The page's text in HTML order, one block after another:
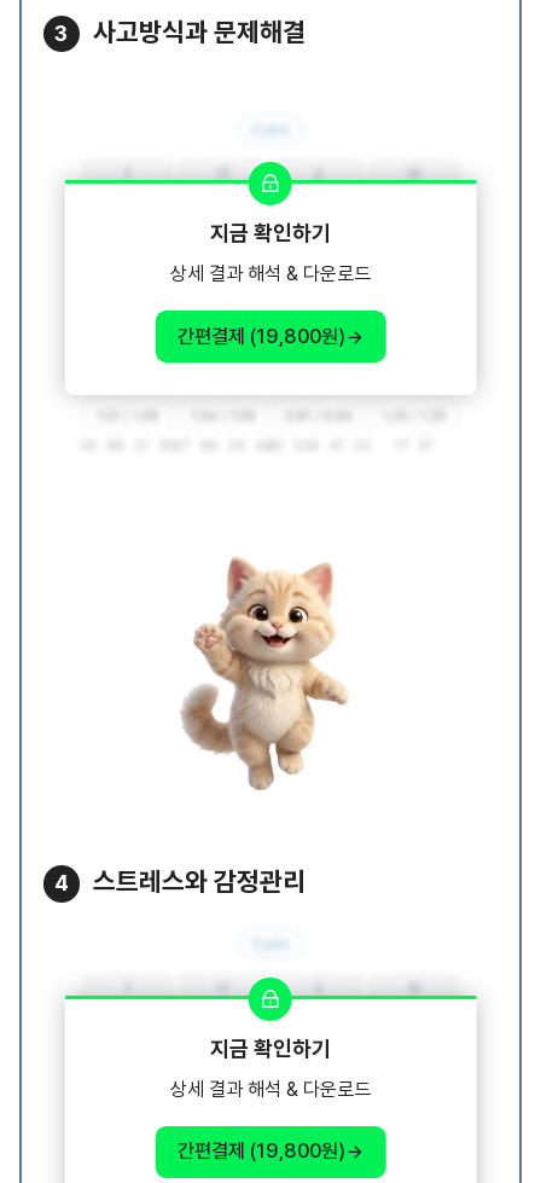
3 사고방식과 문제해결
지금 확인하기
상세 결과 해석 & 다운로드
간편결제 (19,800원)
4 스트레스와 감정관리
지금 확인하기
상세 결과 해석 & 다운로드
간편결제 (19,800원)